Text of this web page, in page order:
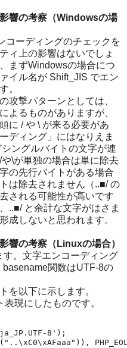
響の考察（Windowsの場
コーディングのチェックを
ィ上の影響はないでしょ
まずWindowsの場合につ
イル名が Shift_JIS でエン
。
攻撃パターンとしては、
よるものがありますが、
に / や \ が来る必要があ
ディング」にはなりえま
ングルバイトの文字が連
\が単独の場合は単に除去
の先行バイトがある場合
は除去されません（..■/ の
される可能性が高いです
..■/ と余計な文字がはさま
成しないと思われます。
響の考察（Linuxの場合）
。文字エンコーディング
関数はUTF-8の
を以下に示します。
現にしたものです。
8');